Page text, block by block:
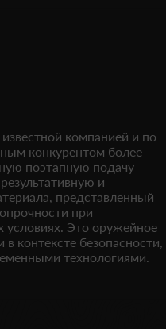
компанией и по
конкурентом более
поэтапную подачу
и
представленный
при
условиях. Это оружейное
контексте безопасности,
технологиями.